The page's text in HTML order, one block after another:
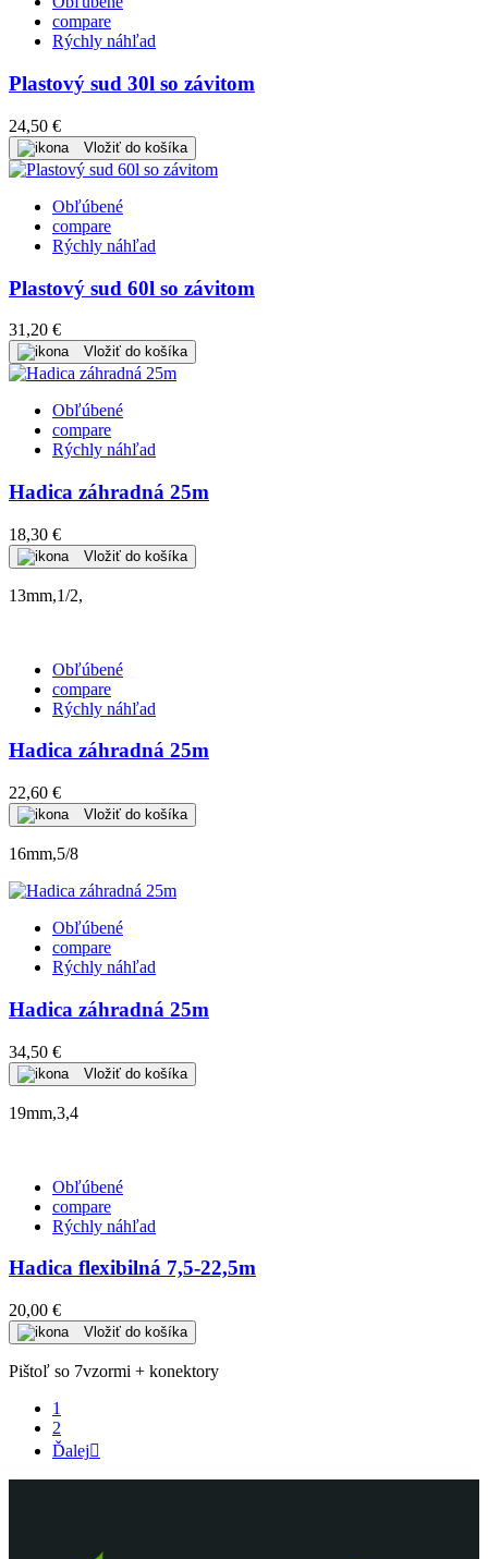
compare
Rýchly náhľad
Plastový sud 30l so závitom
24,50 €
Vložiť do košíka
Obľúbené
compare
Rýchly náhľad
Plastový sud 60l so závitom
31,20 €
Vložiť do košíka
Obľúbené
compare
Rýchly náhľad
Hadica záhradná 25m
18,30 €
Vložiť do košíka
13mm,1/2,
Obľúbené
compare
Rýchly náhľad
Hadica záhradná 25m
22,60 €
Vložiť do košíka
16mm,5/8
Obľúbené
compare
Rýchly náhľad
Hadica záhradná 25m
34,50 €
Vložiť do košíka
19mm,3,4
Obľúbené
compare
Rýchly náhľad
Hadica flexibilná 7,5-22,5m
20,00 €
Vložiť do košíka
Pištoľ so 7vzormi + konektory
1
2
Ďalej